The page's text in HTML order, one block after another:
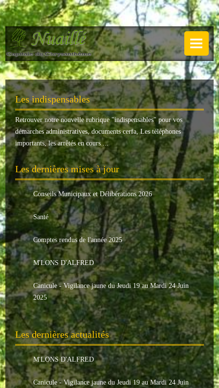
NUAILLÉ
Plan de Nuaillé
Sentiers pédestres
Guide annuel
Histoire
Galerie
LA MAIRIE
Horaires
Agence postale
Le conseil municipal
Les élus
Les commissions
Les comptes rendus
Le personnel communal
L'Echo de Nuaillé
Tarifs et locations
Galeries photos
.
Les indispensables
Retrouver notre nouvelle rubrique "indispensables" pour vos
démarches administratives, documents cerfa, Les téléphones
importants, les arrêtés en cours ...
Les dernières mises à jour
Conseils Municipaux et Délibérations 2026
Santé
Comptes rendus de l'année 2025
M'LONS D'ALFRED
Canicule - Vigilance jaune du Jeudi 19 au Mardi 24 Juin
2025
Les dernières actualités
M'LONS D'ALFRED
Canicule - Vigilance jaune du Jeudi 19 au Mardi 24 Juin